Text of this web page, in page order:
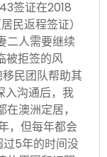
签证在2018
民返程签证）
二人需要继续
被拒签的风
民团队帮助其
入沟通后，我
澳洲定居，
，但每年都会
过5年的时间没